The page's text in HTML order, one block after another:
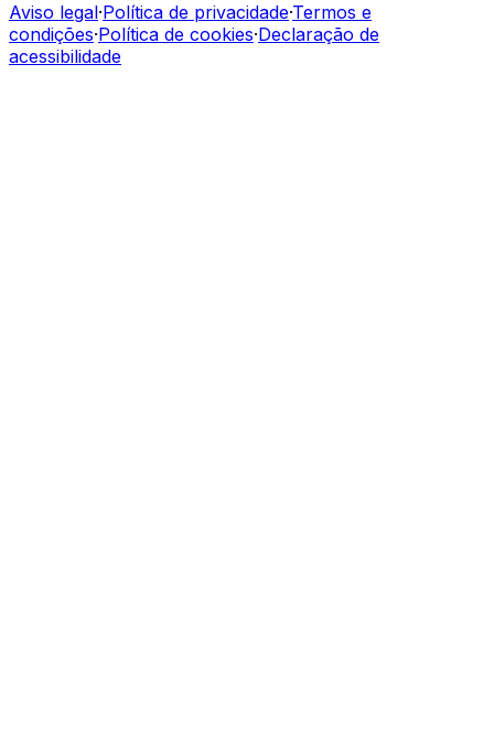
Aviso legal·Política de privacidade·Termos e
condições·Política de cookies·Declaração de
acessibilidade